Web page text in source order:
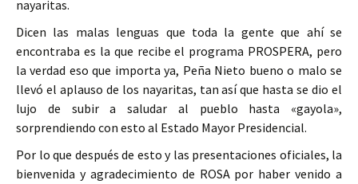
nayaritas.
Dicen las malas lenguas que toda la gente que ahí se
encontraba es la que recibe el programa PROSPERA, pero
la verdad eso que importa ya, Peña Nieto bueno o malo se
llevó el aplauso de los nayaritas, tan así que hasta se dio el
lujo de subir a saludar al pueblo hasta «gayola»,
sorprendiendo con esto al Estado Mayor Presidencial.
Por lo que después de esto y las presentaciones oficiales, la
bienvenida y agradecimiento de ROSA por haber venido a